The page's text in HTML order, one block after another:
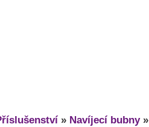
» Navíjecí bubny»